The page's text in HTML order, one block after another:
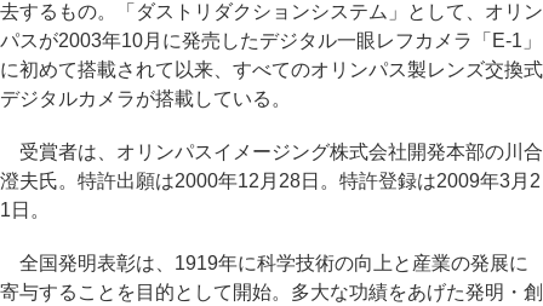
去するもの。「ダストリダクションシステム」として、オリン
パスが2003年10月に発売したデジタル一眼レフカメラ「E-1」
に初めて搭載されて以来、すべてのオリンパス製レンズ交換式
デジタルカメラが搭載している。
受賞者は、オリンパスイメージング株式会社開発本部の川合
澄夫氏。特許出願は2000年12月28日。特許登録は2009年3月2
1日。
全国発明表彰は、1919年に科学技術の向上と産業の発展に
寄与することを目的として開始。多大な功績をあげた発明・創